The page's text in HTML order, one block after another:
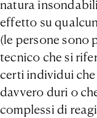
natura
effetto su
(le persone sono
tecnico che si
certi individui
davvero duri o
complessi di